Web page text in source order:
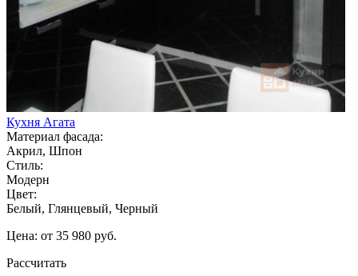
Кухня Агата
Материал фасада:
Акрил, Шпон
Стиль:
Модерн
Цвет:
Белый, Глянцевый, Черный
Цена: от 35 980 руб.
Рассчитать